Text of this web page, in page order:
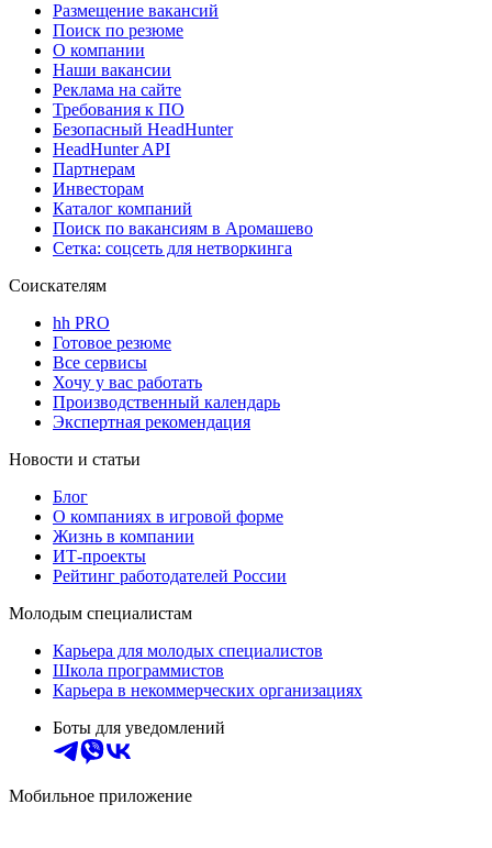
Размещение вакансий
Поиск по резюме
О компании
Наши вакансии
Реклама на сайте
Требования к ПО
Безопасный HeadHunter
HeadHunter API
Партнерам
Инвесторам
Каталог компаний
Поиск по вакансиям в Аромашево
Сетка: соцсеть для нетворкинга
Соискателям
hh PRO
Готовое резюме
Все сервисы
Хочу у вас работать
Производственный календарь
Экспертная рекомендация
Новости и статьи
Блог
О компаниях в игровой форме
Жизнь в компании
ИТ-проекты
Рейтинг работодателей России
Молодым специалистам
Карьера для молодых специалистов
Школа программистов
Карьера в некоммерческих организациях
Боты для уведомлений
Мобильное приложение